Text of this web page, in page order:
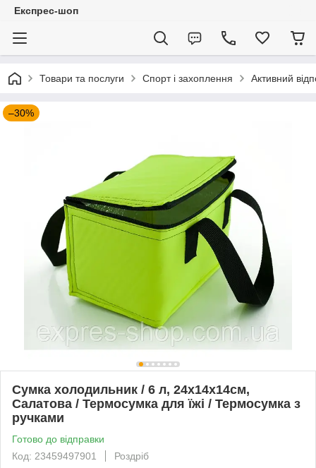
Експрес-шоп
Товари та послуги Спорт і захоплення Активний
–30%
Сумка холодильник / 6 л, 24х14х14см,
Салатова / Термосумка для їжі / Термосумка з
ручками
Готово до відправки
Код: 23459497901
Роздріб